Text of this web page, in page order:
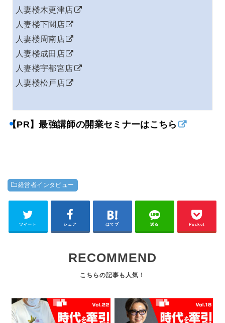
人妻楼木更津店
人妻楼下関店
人妻楼周南店
人妻楼成田店
人妻楼宇都宮店
人妻楼松戸店
【PR】最強講師の開業セミナーはこちら
経営者インタビュー
ツイート シェア はてブ 送る Pocket
RECOMMEND